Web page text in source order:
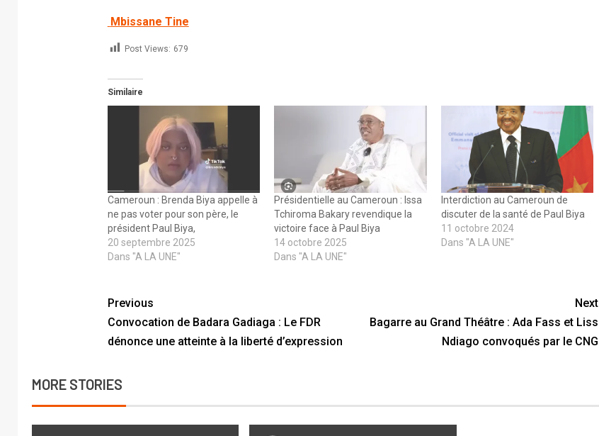
Mbissane Tine
Post Views: 679
Similaire
Cameroun : Brenda Biya appelle à
ne pas voter pour son père, le
président Paul Biya,
20 septembre 2025
Dans "A LA UNE"
Présidentielle au Cameroun : Issa
Tchiroma Bakary revendique la
victoire face à Paul Biya
14 octobre 2025
Dans "A LA UNE"
Interdiction au Cameroun de
discuter de la santé de Paul Biya
11 octobre 2024
Dans "A LA UNE"
Previous
Convocation de Badara Gadiaga : Le FDR
dénonce une atteinte à la liberté d’expression
Next
Bagarre au Grand Théâtre : Ada Fass et Liss
Ndiago convoqués par le CNG
MORE STORIES